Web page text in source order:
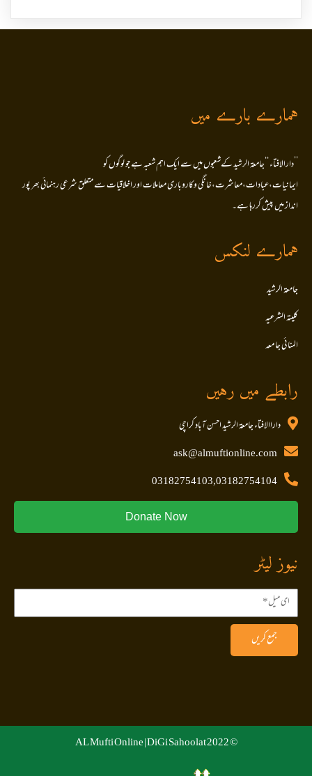
ہمارے بارے میں
’’دارالافتاء ‘‘جامعۃ الرشید کےشعبوں میں سے ایک اہم شعبہ ہے جو لوگوں کو
ایمانیات،عبادات،معاشرت،خانگی وکاروباری معاملات اور اخلاقیات سے متعلق شرعی رہنمائی بھر پور
انداز میں پیش کررہا ہے۔
ہمارے لنکس
جامعۃ الرشید
کلیتہ الشرعیہ
المنا ئی جا معہ
رابطے میں رہیں
داراالافتاء جامعۃ الرشید احسن آباد کراچی
ask@almuftionline.com
03182754103,03182754104
Donate Now
نیوز لیٹر
جمع کریں
© 2022 AL Mufti Online |
DiGi Sahoolat